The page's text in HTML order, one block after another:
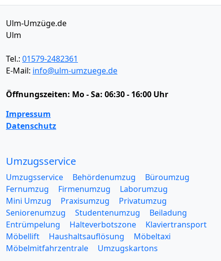
Ulm-Umzüge.de
Ulm
Tel.: 01579-2482361
E-Mail: info@ulm-umzuege.de
Öffnungszeiten: Mo - Sa: 06:30 - 16:00 Uhr
Impressum
Datenschutz
Umzugsservice
Umzugsservice Behördenumzug
Büroumzug
Fernumzug
Firmenumzug
Laborumzug
Mini Umzug
Praxisumzug
Privatumzug
Seniorenumzug
Studentenumzug
Beiladung
Entrümpelung
Halteverbotszone
Klaviertransport
Möbellift
Haushaltsauflösung
Möbeltaxi
Möbelmitfahrzentrale
Umzugskartons